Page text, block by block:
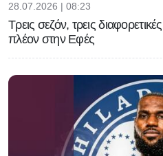
28.07.2026 | 08:23
Τρεις σεζόν, τρεις
πλέον στην Εφές